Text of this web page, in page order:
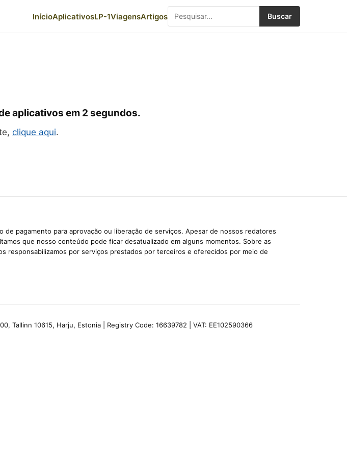
InícioAplicativosLP-1ViagensArtigos Buscar
aplicativos em 1segundos.
clique aqui.
pagamento para aprovação ou liberação de serviços. Apesar de nossos redatores
que nosso conteúdo pode ficar desatualizado em alguns momentos. Sobre as
responsabilizamos por serviços prestados por terceiros e oferecidos por meio de
Tallinn 10615, Harju, Estonia | Registry Code: 16639782 | VAT: EE102590366